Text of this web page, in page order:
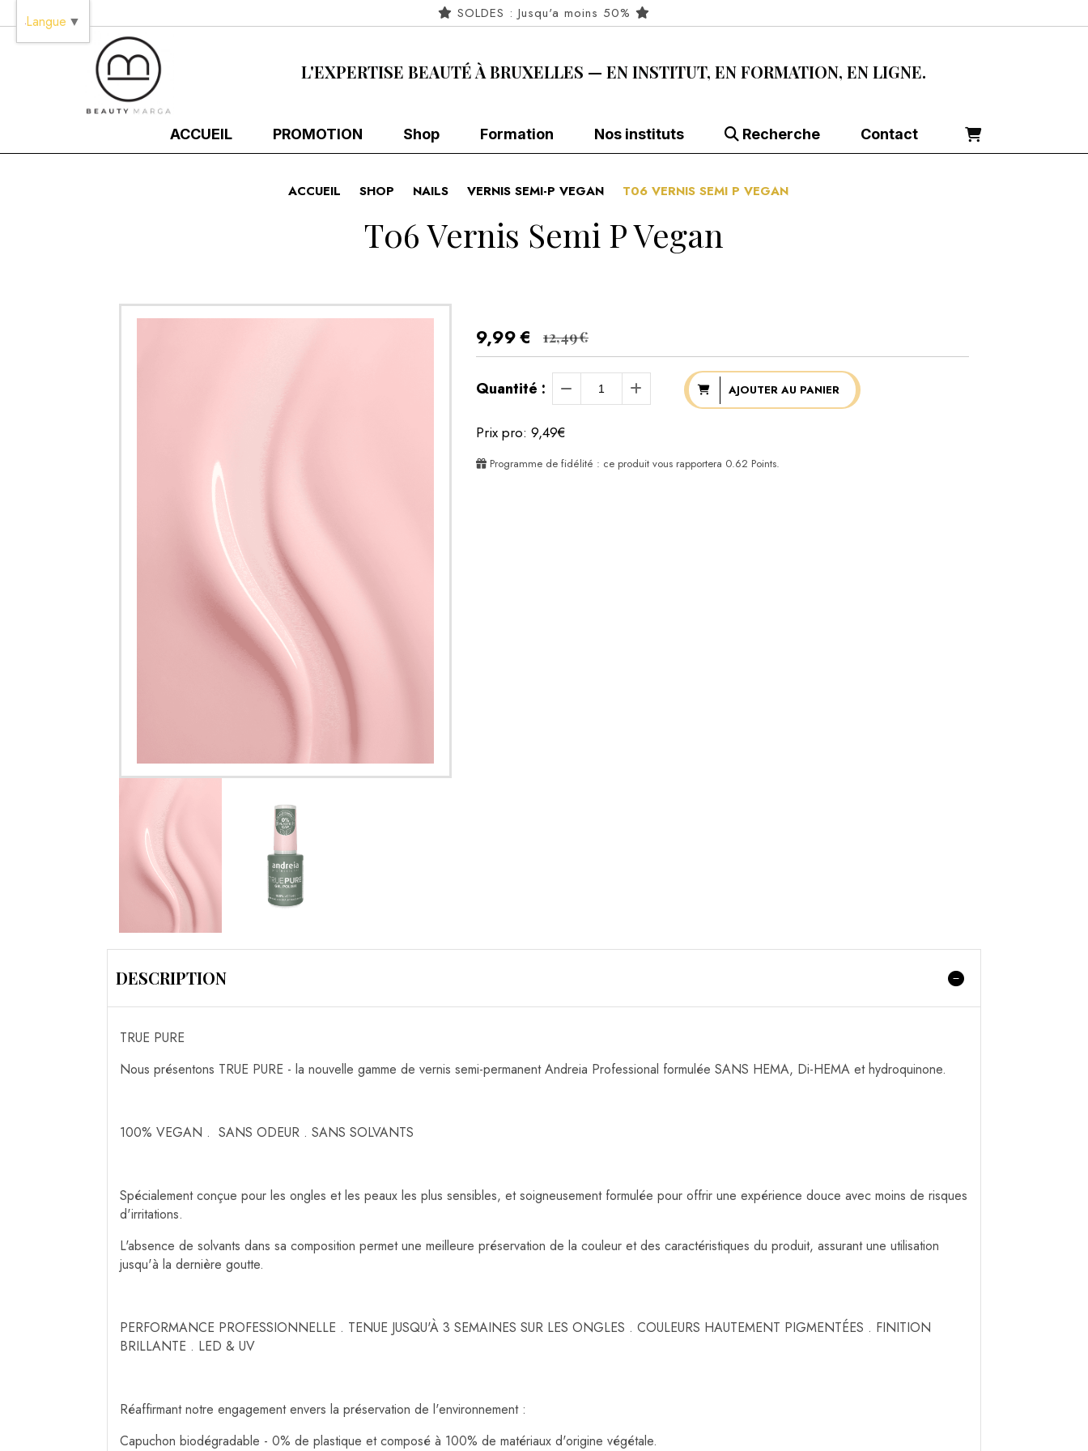
SOLDES : Jusqu'a moins 50%
L'EXPERTISE BEAUTÉ À BRUXELLES — EN INSTITUT, EN FORMATION, EN LIGNE.
ACCUEIL PROMOTION Shop Formation Nos instituts Recherche Contact
ACCUEIL SHOP NAILS VERNIS SEMI-P VEGAN T06 VERNIS SEMI P VEGAN
T06 Vernis Semi P Vegan
9,99€ 12,49€
Quantité : AJOUTER AU PANIER
Prix pro: 9,49€
Programme de fidélité : ce produit vous rapportera 0.62 Points.
DESCRIPTION
TRUE PURE
Nous présentons TRUE PURE - la nouvelle gamme de vernis semi-permanent Andreia Professional formulée SANS HEMA, Di-HEMA et hydroquinone.
100% VEGAN . SANS ODEUR . SANS SOLVANTS
Spécialement conçue pour les ongles et les peaux les plus sensibles, et soigneusement formulée pour offrir une expérience douce avec moins de risques
d'irritations.
L'absence de solvants dans sa composition permet une meilleure préservation de la couleur et des caractéristiques du produit, assurant une utilisation
jusqu'à la dernière goutte.
PERFORMANCE PROFESSIONNELLE . TENUE JUSQU'À 3 SEMAINES SUR LES ONGLES . COULEURS HAUTEMENT PIGMENTÉES . FINITION
BRILLANTE . LED & UV
Réaffirmant notre engagement envers la préservation de l'environnement :
Capuchon biodégradable - 0% de plastique et composé à 100% de matériaux d'origine végétale.
Langue ▼